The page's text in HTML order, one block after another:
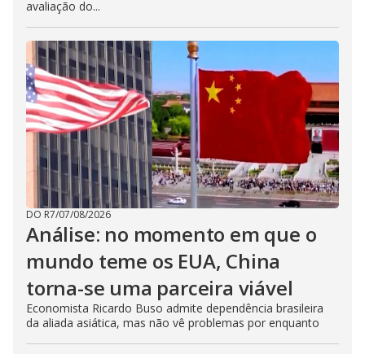
avaliação do...
DO R7/07/08/2026
Análise: no momento em que o
mundo teme os EUA, China
torna-se uma parceira viável
Economista Ricardo Buso admite dependência brasileira
da aliada asiática, mas não vê problemas por enquanto